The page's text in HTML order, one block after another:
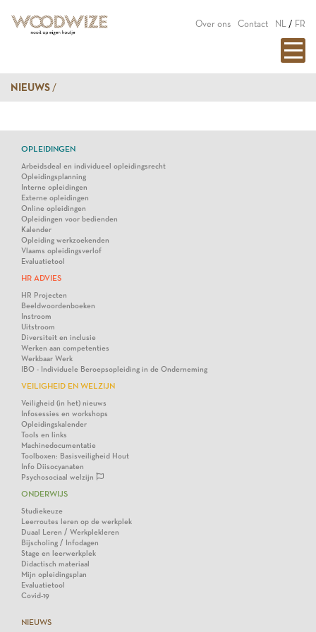
Over ons Contact NL / FR
NIEUWS
OPLEIDINGEN
Arbeidsdeal en individueel opleidingsrecht
Opleidingsplanning
Interne opleidingen
Externe opleidingen
Online opleidingen
Opleidingen voor bedienden
Kalender
Opleiding werkzoekenden
Vlaams opleidingsverlof
Evaluatietool
HR ADVIES
HR Projecten
Beeldwoordenboeken
Instroom
Uitstroom
Diversiteit en inclusie
Werken aan competenties
Werkbaar Werk
IBO - Individuele Beroepsopleiding in de Onderneming
VEILIGHEID EN WELZIJN
Veiligheid (in het) nieuws
Infosessies en workshops
Opleidingskalender
Tools en links
Machinedocumentatie
Toolboxen: Basisveiligheid Hout
Info Diisocyanaten
Psychosociaal welzijn
ONDERWIJS
Studiekeuze
Leerroutes leren op de werkplek
Duaal Leren / Werkplekleren
Bijscholing / Infodagen
Stage en leerwerkplek
Didactisch materiaal
Mijn opleidingsplan
Evaluatietool
Covid-19
NIEUWS